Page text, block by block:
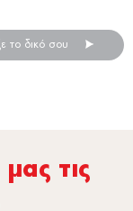
το δικό σου
τις